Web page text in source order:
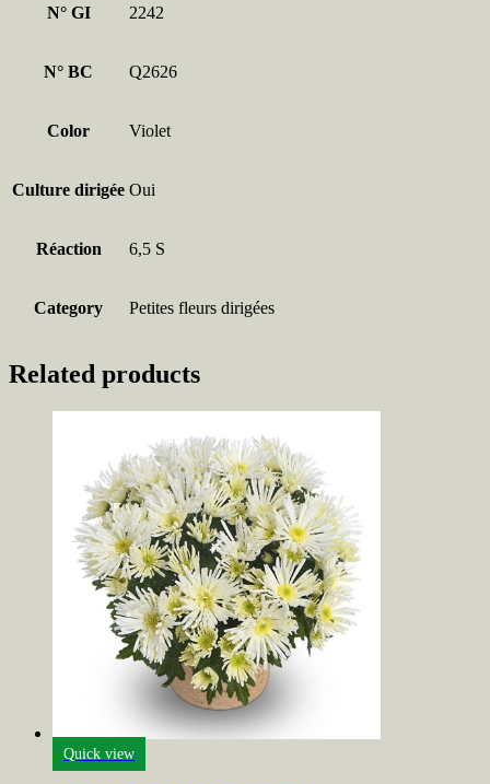
N° GI 2242
N° BC Q2626
Color Violet
Culture dirigée Oui
Réaction 6,5 S
Category Petites fleurs dirigées
Related products
Quick view